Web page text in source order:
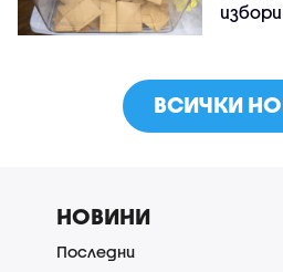
избори
ВСИЧКИ
НОВИНИ
Последни